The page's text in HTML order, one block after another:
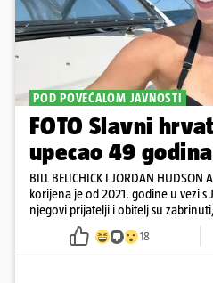
POD POVEĆALOM JAVNOSTI
FOTO Slavni
upecao 49
BILL BELICHICK I JORDAN
korijena je od 2021. godine u vezi
njegovi prijatelji i obitelj su
kontrolira
18